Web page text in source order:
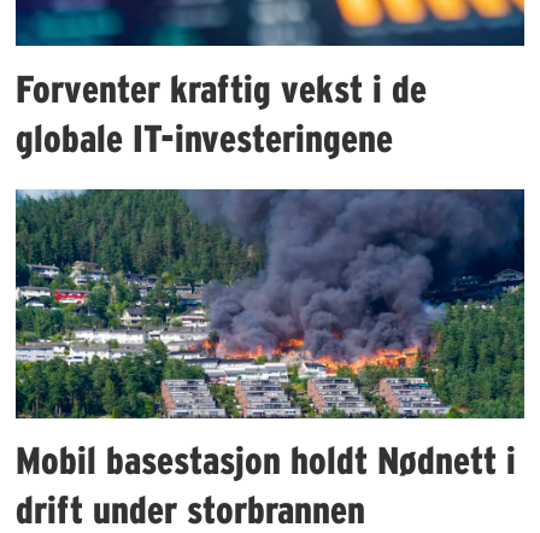
Forventer kraftig vekst i de
globale IT-investeringene
Mobil basestasjon holdt Nødnett i
drift under storbrannen